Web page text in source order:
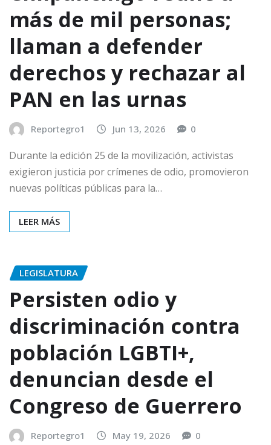
más de mil personas;
llaman a defender
derechos y rechazar al
PAN en las urnas
Reportegro1 Jun 13, 2026 0
Durante la edición 25 de la movilización, activistas
exigieron justicia por crímenes de odio, promovieron
nuevas políticas públicas para la…
LEER MÁS
LEGISLATURA
Persisten odio y
discriminación contra
población LGBTI+,
denuncian desde el
Congreso de Guerrero
Reportegro1 May 19, 2026 0